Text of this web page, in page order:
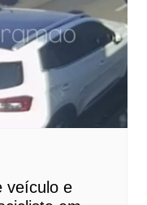
veículo e